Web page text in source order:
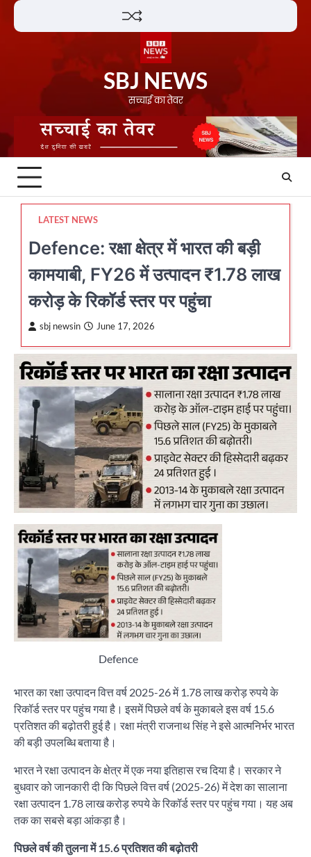
Skip
SBJ NEWS
सच्चाई का तेवर
LATEST NEWS
Defence: रक्षा क्षेत्र में भारत की बड़ी
कामयाबी, FY26 में उत्पादन ₹1.78 लाख
करोड़ के रिकॉर्ड स्तर पर पहुंचा
sbj newsin June 17, 2026
Defence
भारत का रक्षा उत्पादन वित्त वर्ष 2025-26 में 1.78 लाख करोड़ रुपये के
रिकॉर्ड स्तर पर पहुंच गया है। इसमें पिछले वर्ष के मुकाबले इस वर्ष 15.6
प्रतिशत की बढ़ोतरी हुई है। रक्षा मंत्री राजनाथ सिंह ने इसे आत्मनिर्भर भारत
की बड़ी उपलब्धि बताया है।
भारत ने रक्षा उत्पादन के क्षेत्र में एक नया इतिहास रच दिया है। सरकार ने
बुधवार को जानकारी दी कि पिछले वित्त वर्ष (2025-26) में देश का सालाना
रक्षा उत्पादन 1.78 लाख करोड़ रुपये के रिकॉर्ड स्तर पर पहुंच गया। यह अब
तक का सबसे बड़ा आंकड़ा है।
पिछले वर्ष की तुलना में 15.6 प्रतिशत की बढ़ोतरी